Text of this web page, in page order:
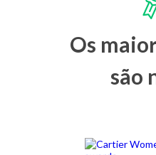
Os
são